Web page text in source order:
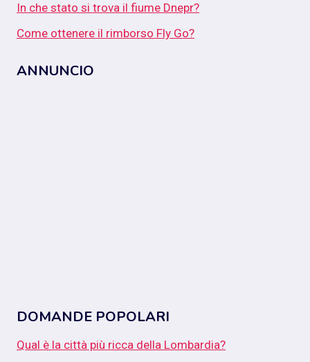
In che stato si trova il fiume Dnepr?
Come ottenere il rimborso Fly Go?
ANNUNCIO
DOMANDE POPOLARI
Qual è la città più ricca della Lombardia?